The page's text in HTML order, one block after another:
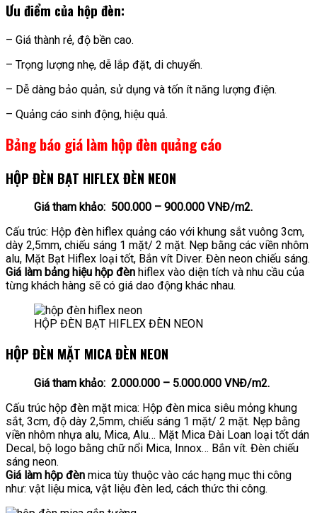
Ưu điểm của hộp đèn:
– Giá thành rẻ, độ bền cao.
– Trọng lượng nhẹ, dễ lắp đặt, di chuyển.
– Dễ dàng bảo quản, sử dụng và tốn ít năng lượng điện.
– Quảng cáo sinh động, hiệu quả.
Bảng báo giá làm hộp đèn quảng cáo
HỘP ĐÈN BẠT HIFLEX ĐÈN NEON
Giá tham khảo: 500.000 – 900.000 VNĐ/m2.
Cấu trúc: Hộp đèn hiflex quảng cáo với khung sắt vuông 3cm,
dày 2,5mm, chiếu sáng 1 mặt/ 2 mặt. Nẹp bằng các viền nhôm
alu, Mặt Bạt Hiflex loại tốt, Bắn vít Diver. Đèn neon chiếu sáng.
Giá làm bảng hiệu hộp đèn hiflex vào diện tích và nhu cầu của
từng khách hàng sẽ có giá dao động khác nhau.
HỘP ĐÈN BẠT HIFLEX ĐÈN NEON
HỘP ĐÈN MẶT MICA ĐÈN NEON
Giá tham khảo: 2.000.000 – 5.000.000 VNĐ/m2.
Cấu trúc hộp đèn mặt mica: Hộp đèn mica siêu mỏng khung
sắt, 3cm, độ dày 2,5mm, chiếu sáng 1 mặt/ 2 mặt. Nẹp bằng
viền nhôm nhựa alu, Mica, Alu… Mặt Mica Đài Loan loại tốt dán
Decal, bộ logo bằng chữ nổi Mica, Innox… Bắn vít. Đèn chiếu
sáng neon.
Giá làm hộp đèn mica tùy thuộc vào các hạng mục thi công
như: vật liệu mica, vật liệu đèn led, cách thức thi công.